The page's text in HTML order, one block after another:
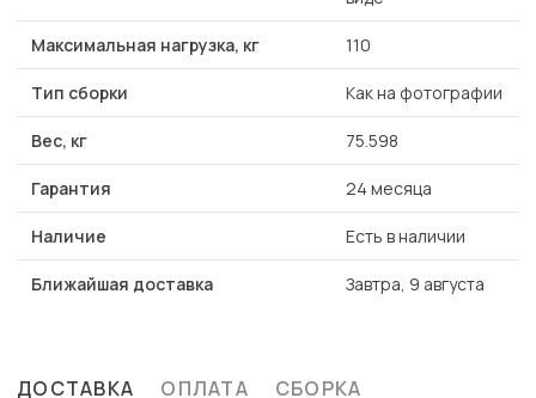
Максимальная нагрузка, кг 110
Тип сборки Как на фотографии
Вес, кг 75.598
Гарантия 24 месяца
Наличие Есть в наличии
Ближайшая доставка Завтра, 9 августа
ДОСТАВКА ОПЛАТА СБОРКА